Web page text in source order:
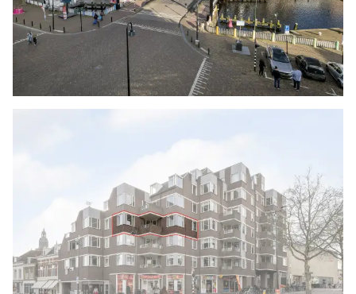
uitgerust met een inloopdouche en een
wastafelmeubel met twee kranen. Er is tevens
een handdoeken radiator aanwezig en boven
het wastafelmeubel hangt een spiegel.
BIJZONDERHEDEN
gedeeltelijk dubbel glas
- Overdekt balkon met uitzicht over de haven
- Inpandig berging met een
wasmachineaansluiting
- Berging op de begane grond.
- Actieve VvE, € 395,24 per maand, inclusief €
120 stookkosten per maand